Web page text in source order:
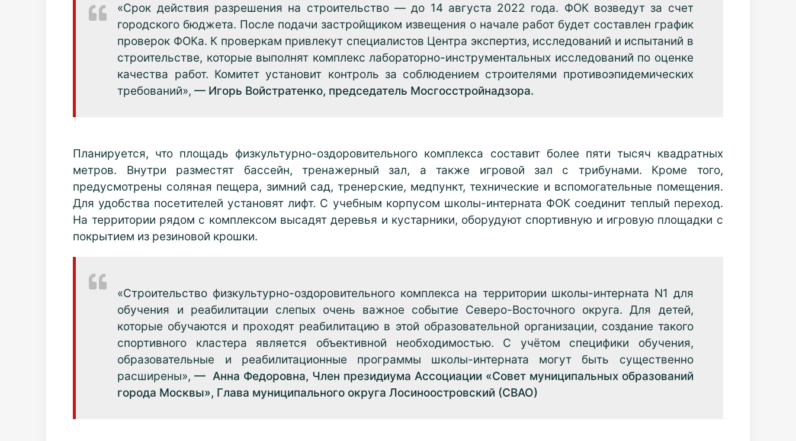
«Срок действия разрешения на строительство — до 14 августа 2022 года. ФОК возведут за счет
городского бюджета. После подачи застройщиком извещения о начале работ будет составлен график
проверок ФОКа. К проверкам привлекут специалистов Центра экспертиз, исследований и испытаний в
строительстве, которые выполнят комплекс лабораторно-инструментальных исследований по оценке
качества работ. Комитет установит контроль за соблюдением строителями противоэпидемических
требований»,— Игорь Войстратенко, председатель Мосгосстройнадзора.
Планируется, что площадь физкультурно-оздоровительного комплекса составит более пяти тысяч квадратных
метров. Внутри разместят бассейн, тренажерный зал, а также игровой зал с трибунами. Кроме того,
предусмотрены соляная пещера, зимний сад, тренерские, медпункт, технические и вспомогательные помещения.
Для удобства посетителей установят лифт. С учебным корпусом школы-интерната ФОК соединит теплый переход.
На территории рядом с комплексом высадят деревья и кустарники, оборудуют спортивную и игровую площадки с
покрытием из резиновой крошки.
«Строительство физкультурно-оздоровительного комплекса на территории школы-интерната N1 для
обучения и реабилитации слепых очень важное событие Северо-Восточного округа. Для детей,
которые обучаются и проходят реабилитацию в этой образовательной организации, создание такого
спортивного кластера является объективной необходимостью. С учётом специфики обучения,
образовательные и реабилитационные программы школы-интерната могут быть существенно
расширены»,— Анна Федоровна, Член президиума Ассоциации «Совет муниципальных образований
города Москвы», Глава муниципального округа Лосиноостровский (СВАО)